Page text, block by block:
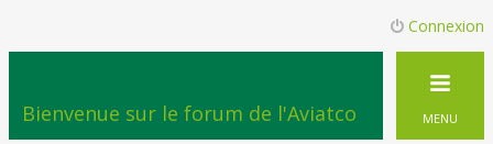
Connexion
Bienvenue sur le forum de l'Aviatco MENU